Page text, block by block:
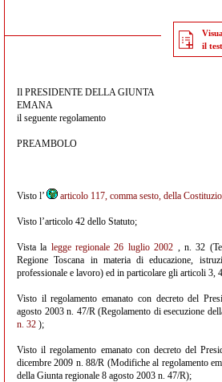
il
Il PRESIDENTE DELLA GIUNTA
EMANA
il seguente regolamento
PREAMBOLO
Visto l’ articolo 117, comma sesto, della
Visto l’articolo 42 dello Statuto;
Vista la legge regionale 26 luglio 2002 , n. 32
Regione Toscana in materia di educazione,
professionale e lavoro) ed in particolare gli articoli 3,
Visto il regolamento emanato con decreto del
agosto 2003 n. 47/R (Regolamento di esecuzione
n. 32 );
Visto il regolamento emanato con decreto del
dicembre 2009 n. 88/R (Modifiche al regolamento
della Giunta regionale 8 agosto 2003 n. 47/R);